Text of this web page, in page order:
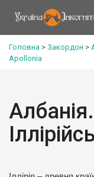
Головна > Закордон >
Apollonia